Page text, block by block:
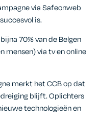
via Safeonweb
is.
70% van de Belgen
mensen) via tv en online
merkt het CCB op dat
blijft. Oplichters
technologieën en